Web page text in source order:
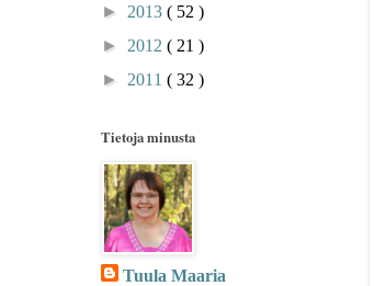
► 2013 ( 52 )
► 2012 ( 21 )
► 2011 ( 32 )
Tietoja minusta
Tuula Maaria